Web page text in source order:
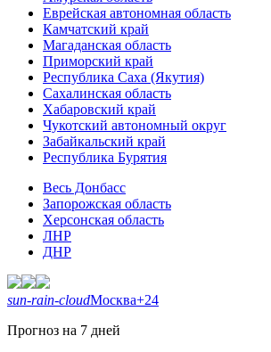
Еврейская автономная область
Камчатский край
Магаданская область
Приморский край
Республика Саха (Якутия)
Сахалинская область
Хабаровский край
Чукотский автономный округ
Забайкальский край
Республика Бурятия
Весь Донбасс
Запорожская область
Херсонская область
ЛНР
ДНР
sun-rain-cloudМосква+24
Прогноз на 7 дней